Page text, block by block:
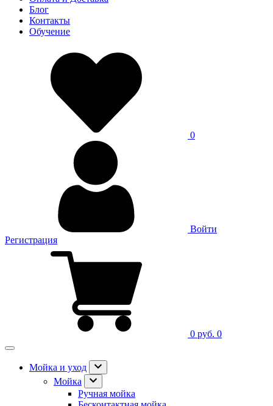
Блог
Контакты
Обучение
0
Войти
Регистрация
0 руб. 0
Мойка и уход
Мойка
Ручная мойка